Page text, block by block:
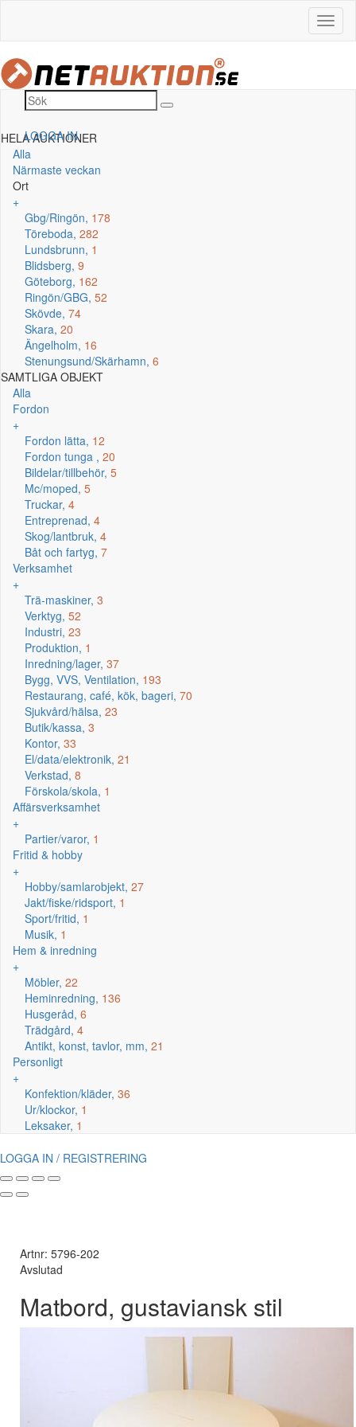
LOGGA IN
HELA AUKTIONER
Alla
Närmaste veckan
Ort
+
Gbg/Ringön, 178
Töreboda, 282
Lundsbrunn, 1
Blidsberg, 9
Göteborg, 162
Ringön/GBG, 52
Skövde, 74
Skara, 20
Ängelholm, 16
Stenungsund/Skärhamn, 6
SAMTLIGA OBJEKT
Alla
Fordon
+
Fordon lätta, 12
Fordon tunga , 20
Bildelar/tillbehör, 5
Mc/moped, 5
Truckar, 4
Entreprenad, 4
Skog/lantbruk, 4
Båt och fartyg, 7
Verksamhet
+
Trä-maskiner, 3
Verktyg, 52
Industri, 23
Produktion, 1
Inredning/lager, 37
Bygg, VVS, Ventilation, 193
Restaurang, café, kök, bageri, 70
Sjukvård/hälsa, 23
Butik/kassa, 3
Kontor, 33
El/data/elektronik, 21
Verkstad, 8
Förskola/skola, 1
Affärsverksamhet
+
Partier/varor, 1
Fritid & hobby
+
Hobby/samlarobjekt, 27
Jakt/fiske/ridsport, 1
Sport/fritid, 1
Musik, 1
Hem & inredning
+
Möbler, 22
Heminredning, 136
Husgeråd, 6
Trädgård, 4
Antikt, konst, tavlor, mm, 21
Personligt
+
Konfektion/kläder, 36
Ur/klockor, 1
Leksaker, 1
LOGGA IN / REGISTRERING
Artnr: 5796-202
Avslutad
Matbord, gustaviansk stil